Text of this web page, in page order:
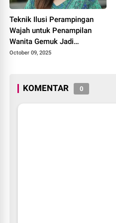
Teknik Ilusi Perampingan
Wajah untuk Penampilan
Wanita Gemuk Jadi
Langsing
October 09, 2025
KOMENTAR 0